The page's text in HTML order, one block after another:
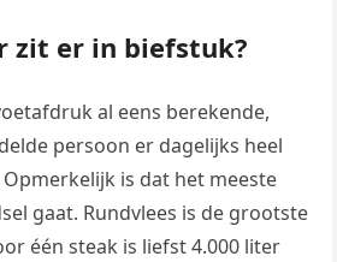
zit er in biefstuk?
al eens berekende,
persoon er dagelijks heel
is dat het meeste
gaat. Rundvlees is de grootste
één steak is liefst 4.000 liter